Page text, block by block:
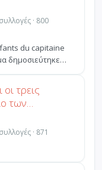
· 800
du capitaine
δημοσιεύτηκε
τρεις
των
· 871